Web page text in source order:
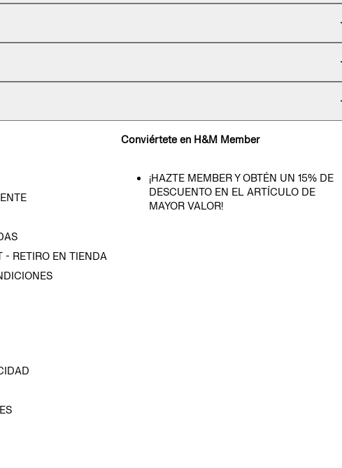
- RETIRO EN TIENDA
Conviértete en H&M Member
¡HAZTE MEMBER Y OBTÉN UN 15% DE
DESCUENTO EN EL ARTÍCULO DE
MAYOR VALOR!